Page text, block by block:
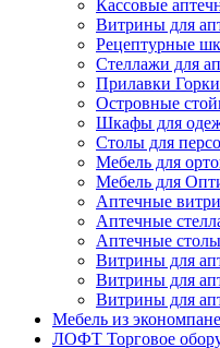
Кассовые
Витрины для
Рецептурные
Стеллажи для
Прилавки Горки
Островные
Шкафы для
Столы для
Мебель для
Мебель для
Аптечные
Аптечные
Аптечные столы
Витрины для
Витрины для
Витрины для
Мебель из
ЛОФТ Торговое